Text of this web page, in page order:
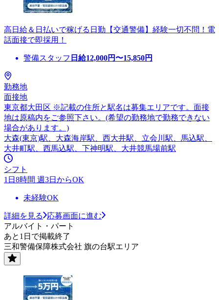
高日給＆日払いで稼げる日勤【交通警備】経験一切不問！電
話面接で即採用！
警備スタッフ 日給12,000円〜15,850円
勤務地
面接地
東京都大田区 ※記載の住所と駅名は募集エリアです。面接
地は原稿内をご参照下さい。(希望の勤務地で勤務できない
場合があります。)
大森(東京)駅、大森海岸駅、西大井駅、立会川駅、馬込駅、
大井町駅、西馬込駅、下神明駅、大井競馬場前駅
シフト
1日8時間 週3日からOK
未経験OK
詳細を見る
応募画面に進む
アルバイト・パート
あと1日で掲載終了
三和警備保障株式会社 旗の台駅エリア